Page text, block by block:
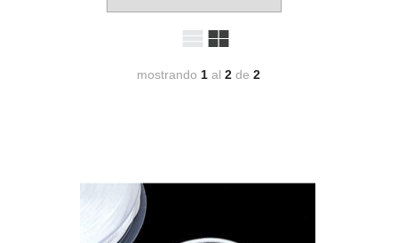
mostrando 1 al2 de 2